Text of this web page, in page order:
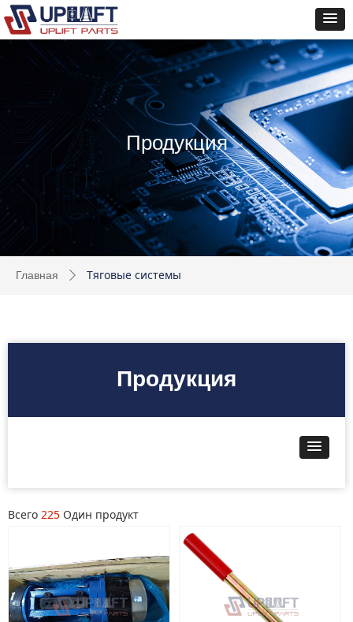
Главная ꄲ Тяговые системы
Всего 225 Один продукт
Продукция
Продукция